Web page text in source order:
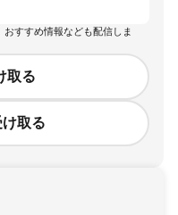
おすすめ情報なども配信しま
取る
取る